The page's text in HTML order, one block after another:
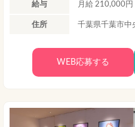
給与 月給 210,000
住所 千葉県千葉市
WEB応募する